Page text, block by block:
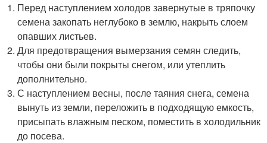
Перед наступлением холодов завернутые в тряпочку
семена закопать неглубоко в землю, накрыть слоем
опавших листьев.
Для предотвращения вымерзания семян следить,
чтобы они были покрыты снегом, или утеплить
дополнительно.
С наступлением весны, после таяния снега, семена
вынуть из земли, переложить в подходящую емкость,
присыпать влажным песком, поместить в холодильник
до посева.